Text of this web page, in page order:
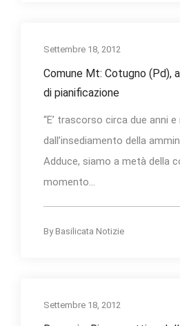
Settembre 18, 2012
Comune Mt: Cotugno (Pd),
di pianificazione
“E’ trascorso circa due anni
dall’insediamento della
Adduce, siamo a metà della
momento...
By Basilicata Notizie
Settembre 18, 2012